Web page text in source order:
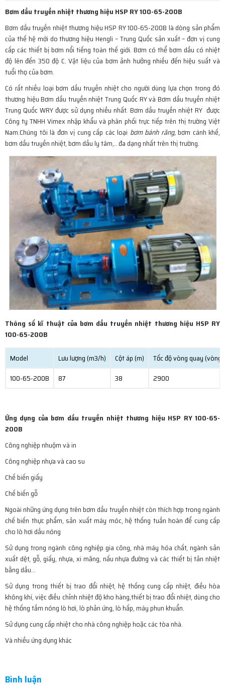
Bơm dầu truyền nhiệt thương hiệu HSP RY100-65-200B
Bơm dầu truyền nhiệt thương hiệu HSP RY100-65-200B là dòng sản phẩm
của thế hệ mới do thương hiệu Hengli – Trung Quốc sản xuất – đơn vị cung
cấp các thiết bị bơm nổi tiếng toàn thế giới. Bơm có thể bơm dầu có nhiệt
độ lên đến 350 độ C. Vật liệu của bơm ảnh hưởng nhiều đến hiệu suất và
tuổi thọ của bơm.
Có rất nhiều loại bơm dầu truyền nhiệt cho người dùng lựa chọn trong đó
thương hiệu Bơm dầu truyền nhiệt Trung Quốc RY và Bơm dầu truyền nhiệt
Trung Quốc WRY được sử dụng nhiều nhất. Bơm dầu truyền nhiệt RY được
Công ty TNHH Vimex nhập khẩu và phân phối trực tiếp trên thị trường Việt
Nam.Chúng tôi là đơn vị cung cấp các loại bơm bánh răng,bơm cánh khế,
bơm dầu truyền nhiệt, bơm dầu ly tâm,.. đa dạng nhất trên thị trường.
Thông số kĩ thuật của bơm dầu truyền nhiệt thương hiệu HSP RY
100-65-200B
Model Lưu lượng(m3/h) Cột áp(m)
Tốc độ vòng quay
100-65-200B
87 38 2900
Ứng dụng của bơm dầu truyền nhiệt thương hiệu HSP RY 100-65-
200B
Công nghiệp nhuộm và in
Công nghiệp nhựa và cao su
Chế biến giấy
Chế biến gỗ
Ngoài những ứng dụng trên bơm dầu truyền nhiệt còn thích hợp trong ngành
chế biến thực phẩm, sản xuất máy móc, hệ thống tuần hoàn để cung cấp
cho lò hơi dầu nóng
Sử dụng trong ngành công nghiệp gia công, nhà máy hóa chất, ngành sản
xuất dệt, gỗ, giấy, nhựa, xi măng, nấu nhựa đường và các thiết bị tản nhiệt
bằng dầu…
Sử dụng trong thiết bị trao đổi nhiệt, hệ thống cung cấp nhiệt, điều hòa
không khí, việc điều chỉnh nhiệt độ kho hàng,thiết bị trao đổi nhiệt, dùng cho
hệ thống tắm nóng lò hơi, lò phản ứng, lò hấp, máy phun khuẩn.
Sử dụng cung cấp nhiệt cho nhà công nghiệp hoặc các tòa nhà.
Và nhiều ứng dụng khác
Bình luận